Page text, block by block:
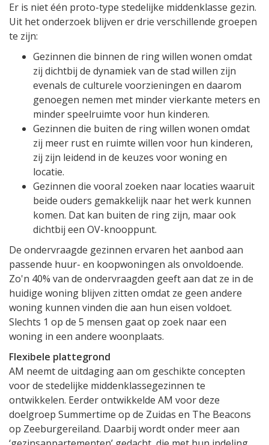
Er is niet één proto-type stedelijke middenklasse gezin.
Uit het onderzoek blijven er drie verschillende groepen
te zijn:
Gezinnen die binnen de ring willen wonen omdat
zij dichtbij de dynamiek van de stad willen zijn
evenals de culturele voorzieningen en daarom
genoegen nemen met minder vierkante meters en
minder speelruimte voor hun kinderen.
Gezinnen die buiten de ring willen wonen omdat
zij meer rust en ruimte willen voor hun kinderen,
zij zijn leidend in de keuzes voor woning en
locatie.
Gezinnen die vooral zoeken naar locaties waaruit
beide ouders gemakkelijk naar het werk kunnen
komen. Dat kan buiten de ring zijn, maar ook
dichtbij een OV-knooppunt.
De ondervraagde gezinnen ervaren het aanbod aan
passende huur- en koopwoningen als onvoldoende.
Zo'n 40% van de ondervraagden geeft aan dat ze in de
huidige woning blijven zitten omdat ze geen andere
woning kunnen vinden die aan hun eisen voldoet.
Slechts 1 op de 5 mensen gaat op zoek naar een
woning in een andere woonplaats.
Flexibele plattegrond
AM neemt de uitdaging aan om geschikte concepten
voor de stedelijke middenklassegezinnen te
ontwikkelen. Eerder ontwikkelde AM voor deze
doelgroep Summertime op de Zuidas en The Beacons
op Zeeburgereiland. Daarbij wordt onder meer aan